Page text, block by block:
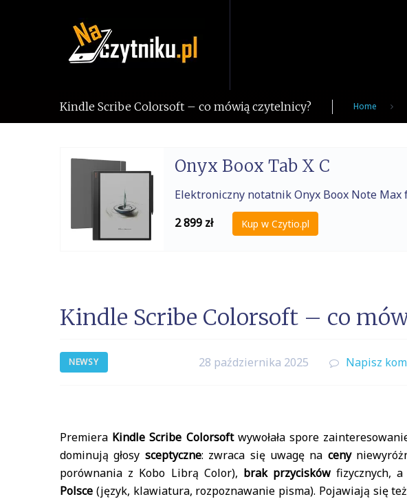
Kindle Scribe Colorsoft – co mówią czytelnicy? Home
Onyx Boox Tab X C
Elektroniczny notatnik Onyx Boox Note
2 899 zł Kup w Czytio.pl
Kindle Scribe Colorsoft – co
NEWSY 28 października 2025 Napisz
Premiera Kindle Scribe Colorsoftwywołała spore
dominują głosy sceptyczne: zwraca się uwagę na ceny
porównania z Kobo Librą Color), brak przycisków fizycznych,
Polsce (język, klawiatura, rozpoznawanie pisma). Pojawiają się